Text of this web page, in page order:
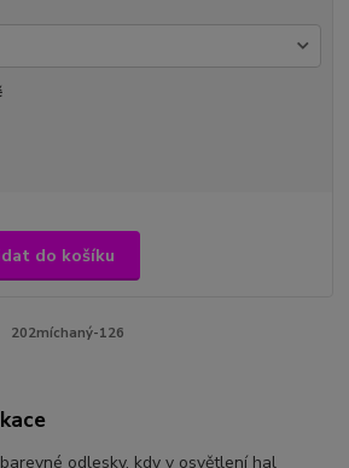
do košíku
202míchaný-126
odlesky, kdy v osvětlení hal